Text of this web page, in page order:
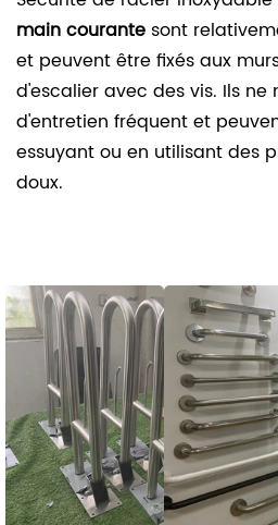
main courante sont
et peuvent être fixés aux
d'escalier avec des vis. Ils ne
d'entretien fréquent et
essuyant ou en utilisant des
doux.